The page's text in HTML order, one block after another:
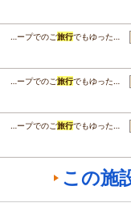
…ープでのご旅行でもゆった…
…ープでのご旅行でもゆった…
…ープでのご旅行でもゆった…
この施